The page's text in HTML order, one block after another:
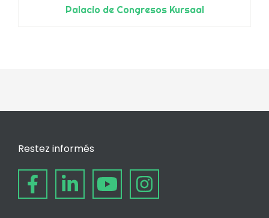
Palacio de Congresos Kursaal
Restez informés